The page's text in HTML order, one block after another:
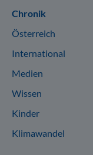
Chronik
Österreich
International
Medien
Wissen
Kinder
Klimawandel